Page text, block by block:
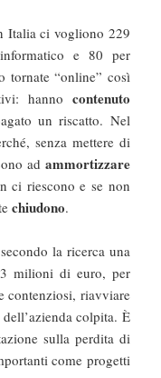
Italia ci vogliono 229
e 80 per
tornate “online” così
hanno contenuto
un riscatto. Nel
senza mettere di
ad ammortizzare
ci riescono e se non
chiudono.
la ricerca una
milioni di euro, per
contenziosi, riavviare
colpita. È
sulla perdita di
come progetti